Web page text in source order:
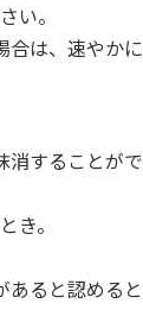
い。
は、速やか
することがで
き。
ると認めると